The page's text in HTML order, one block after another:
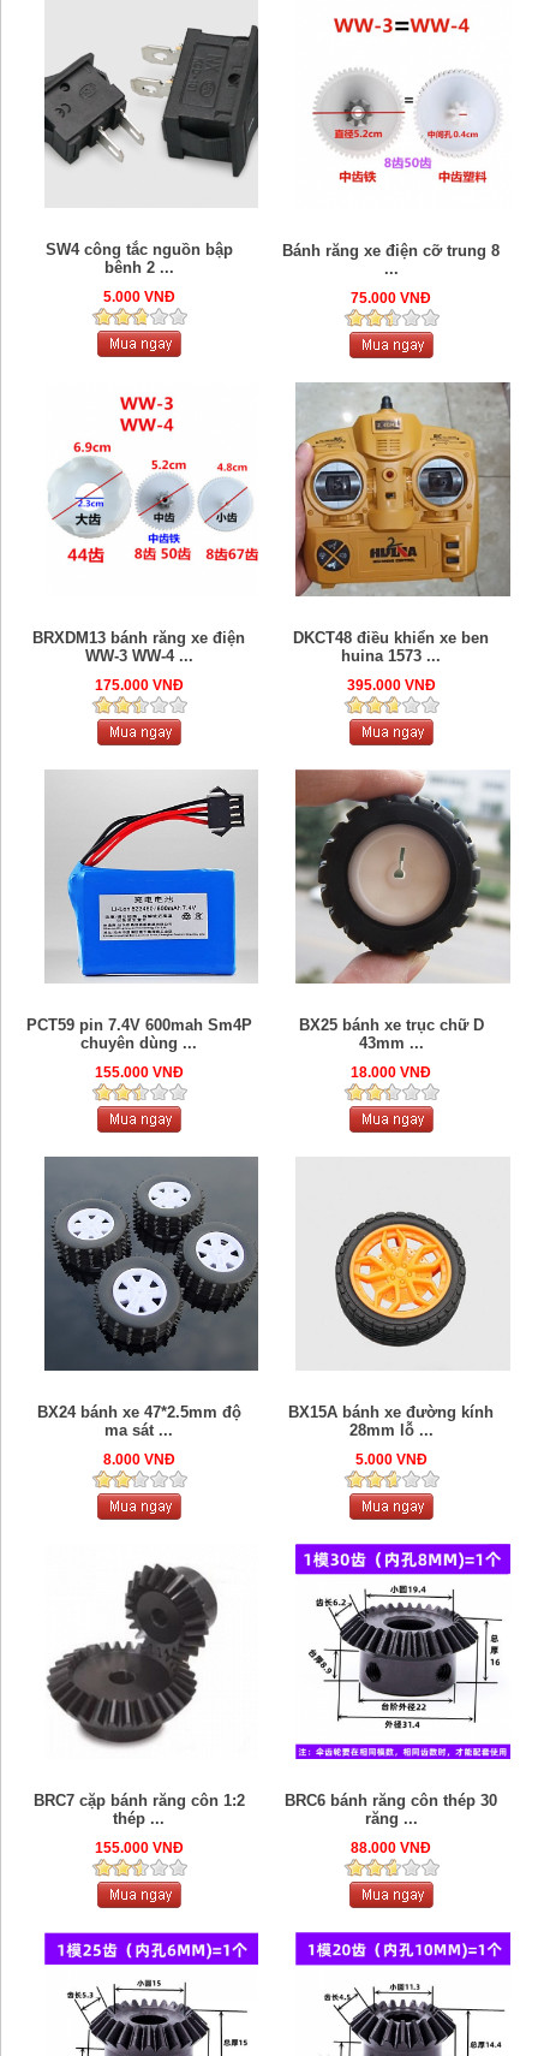
SW4 công tắc nguồn bập
bênh 2 ...
5.000 VNĐ
Bánh răng xe điện cỡ trung 8
...
75.000 VNĐ
BRXDM13 bánh răng xe điện
WW-3 WW-4 ...
175.000 VNĐ
DKCT48 điều khiển xe ben
huina 1573 ...
395.000 VNĐ
PCT59 pin 7.4V 600mah Sm4P
chuyên dùng ...
155.000 VNĐ
BX25 bánh xe trục chữ D
43mm ...
18.000 VNĐ
BX24 bánh xe 47*2.5mm độ
ma sát ...
8.000 VNĐ
BX15A bánh xe đường kính
28mm lỗ ...
5.000 VNĐ
BRC7 cặp bánh răng côn 1:2
thép ...
155.000 VNĐ
BRC6 bánh răng côn thép 30
răng ...
88.000 VNĐ